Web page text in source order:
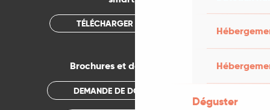
Déguster
TÉLÉCHARGER L'APPLICATION
Brochures et documentations
DEMANDE DE DOCUMENTATION